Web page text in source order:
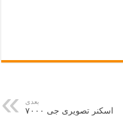
بعدی
اسکنر تصویری جی ۷۰۰۰